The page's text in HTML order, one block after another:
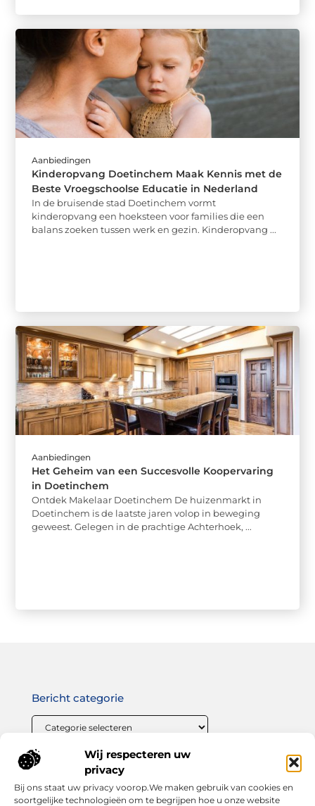
Wij respecteren uw
privacy
Bij ons staat uw privacy voorop.We maken gebruik van cookies en
soortgelijke technologieën om te begrijpen hoe u onze website
Aanbiedingen
Kinderopvang Doetinchem Maak Kennis met de
Beste Vroegschoolse Educatie in Nederland
In de bruisende stad Doetinchem vormt
kinderopvang een hoeksteen voor families die een
balans zoeken tussen werk en gezin. Kinderopvang ...
Aanbiedingen
Het Geheim van een Succesvolle Koopervaring
in Doetinchem
Ontdek Makelaar Doetinchem De huizenmarkt in
Doetinchem is de laatste jaren volop in beweging
geweest. Gelegen in de prachtige Achterhoek, ...
Onze informatie
Bericht categorie